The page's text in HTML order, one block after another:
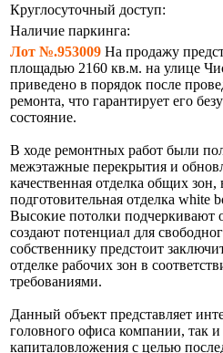
Круглосуточный доступ:
Наличие паркинга:
Лот №.953009 На продажу
площадью 2160 кв.м. на улице
приведено в порядок после
ремонта, что гарантирует его
состояние.
В ходе ремонтных работ были
межэтажные перекрытия и
качественная отделка общих
подготовительная отделка white
Высокие потолки подчеркивают
создают потенциал для
собственнику предстоит
отделке рабочих зон в
требованиями.
Данный объект представляет
головного офиса компании, так и
капиталовложения с целью